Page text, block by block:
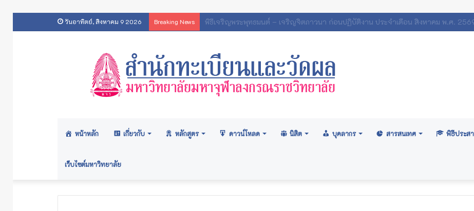
วันอาทิตย์, สิงหาคม 9 2026 Breaking News ประกาศสภามหาวิทยาลัย: อนุมัติปริญญา ระดับปริญญาตรี รุ่นที่ ๗๑ (ครั้งที่ ๒/๒๕๖
หน้าหลัก เกี่ยวกับ หลักสูตร ดาวน์โหลด นิสิต บุคลากร สารสนเทศ พิธีประส
เว็บไซต์มหาวิทยาลัย